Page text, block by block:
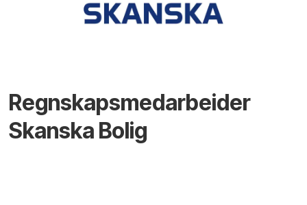
Regnskapsmedarbeider
Skanska Bolig